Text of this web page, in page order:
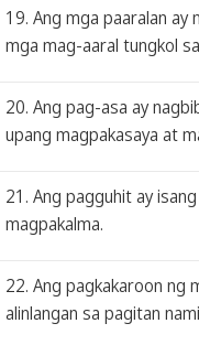
19. Ang mga paaralan ay
mga mag-aaral tungkol
20. Ang pag-asa ay
upang magpakasaya at
21. Ang pagguhit ay
magpakalma.
22. Ang pagkakaroon ng
alinlangan sa pagitan